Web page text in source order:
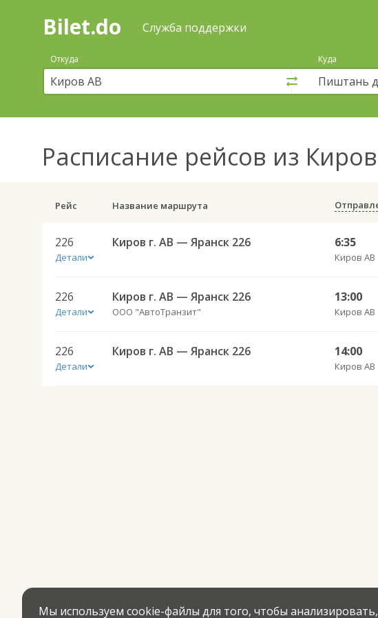
Поиск
покупка
билетов
автобус
онлайн
Bilet.do Служба поддержки
Откуда Куда
Расписание рейсов из
Рейс Название маршрута
226
Детали
Киров г. АВ — Яранск 226 6:35
Киров АВ
226
Детали
Киров г. АВ — Яранск 226
ООО "АвтоТранзит"
13:00
Киров АВ
226
Детали
Киров г. АВ — Яранск 226 14:00
Киров АВ
Мы используем cookie-файлы для того, чтобы